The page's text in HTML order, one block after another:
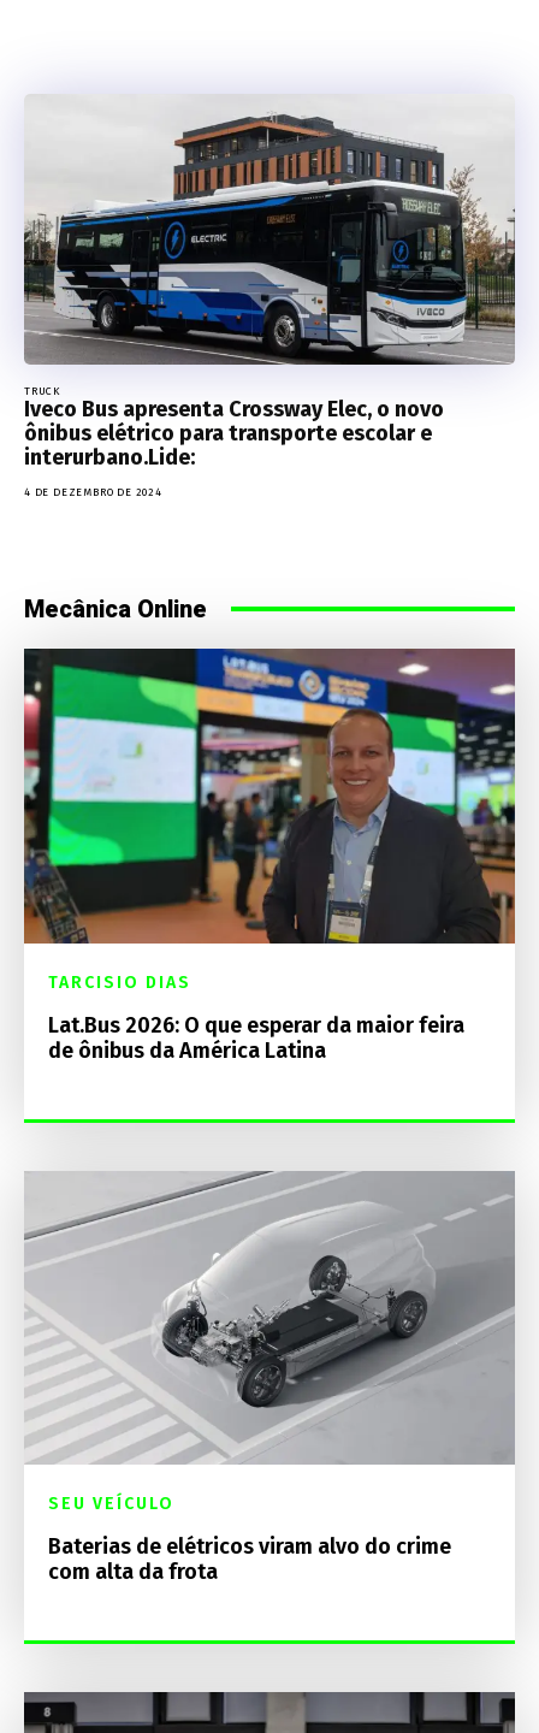
TRUCK
Iveco Bus apresenta Crossway Elec, o novo
ônibus elétrico para transporte escolar e
interurbano.Lide:
4 DE DEZEMBRO DE 2024
Mecânica Online
TARCISIO DIAS
Lat.Bus 2026: O que esperar da maior feira
de ônibus da América Latina
SEU VEÍCULO
Baterias de elétricos viram alvo do crime
com alta da frota